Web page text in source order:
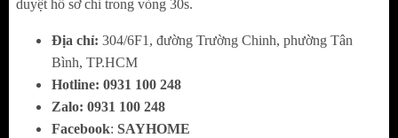
tiếp đãi và tư vấn nhiệt tình
+ Cam kết các sản phẩm đều đạt chuẩn Châu Âu
với mức giá cạnh tranh trên thị trường
duyệt hồ sơ chỉ trong vòng 30s.
Địa chỉ: 304/6F1, đường Trường Chinh, phường Tân
Bình, TP.HCM
Hotline: 0931 100 248
Zalo: 0931 100 248
Facebook: SAYHOME